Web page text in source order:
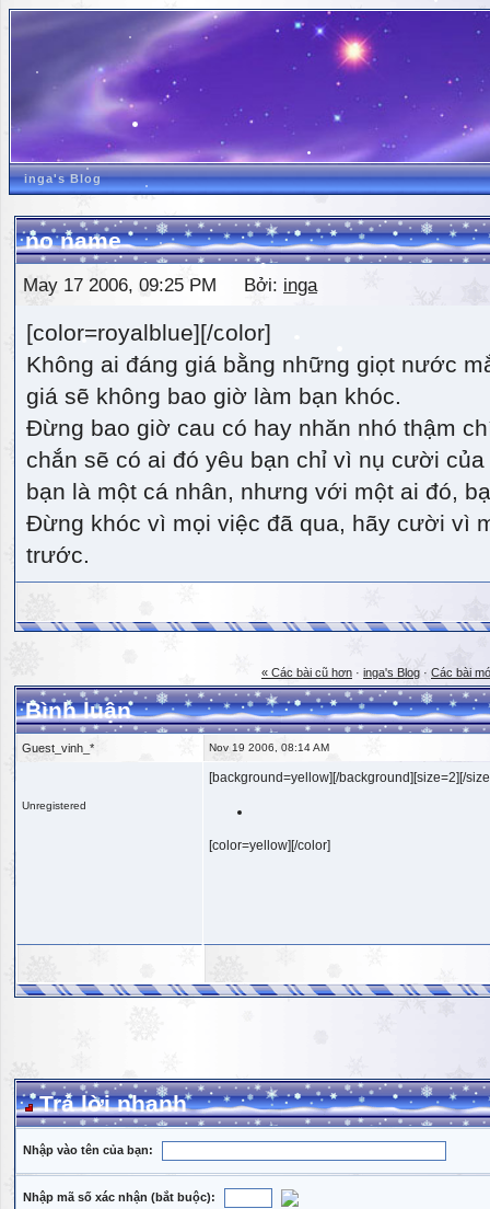
inga's Blog
no name
May 17 2006, 09:25 PM Bởi: inga
[color=royalblue][/color]
Không ai đáng giá bằng những giọt nước
giá sẽ không bao giờ làm bạn khóc.
Đừng bao giờ cau có hay nhăn nhó thậm
chắn sẽ có ai đó yêu bạn chỉ vì nụ cười
bạn là một cá nhân, nhưng với một ai đó,
Đừng khóc vì mọi việc đã qua, hãy cười vì
trước.
« Các bài cũ hơn · inga's Blog · Các bài
Bình luận
Guest_vinh_* Nov 19 2006, 08:14 AM
Unregistered
[background=yellow][/background][size=2][/
[color=yellow][/color]
Trả lời nhanh
Nhập vào tên của bạn:
Nhập mã số xác nhận (bắt buộc):